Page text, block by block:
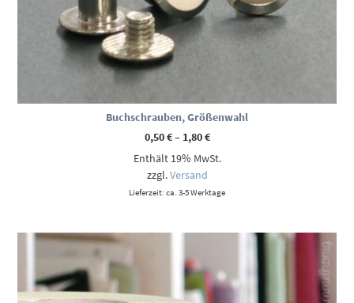
Buchschrauben, Größenwahl
0,50€– 1,80€Preisspanne:
bis
Enthält 19% MwSt.
zzgl.Versand
Lieferzeit: ca. 3-5 Werktage